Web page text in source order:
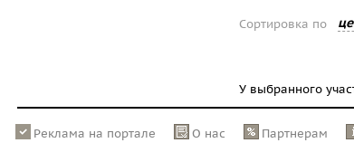
Сортировка по
У выбранного
Реклама на портале О нас Партнерам